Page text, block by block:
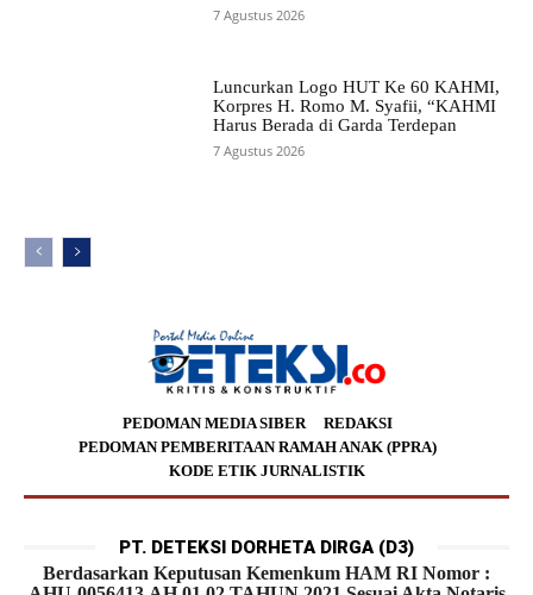
7 Agustus 2026
Luncurkan Logo HUT Ke 60 KAHMI,
Korpres H. Romo M. Syafii, “KAHMI
Harus Berada di Garda Terdepan
7 Agustus 2026
PEDOMAN MEDIA SIBER
REDAKSI
PEDOMAN PEMBERITAAN RAMAH ANAK (PPRA)
KODE ETIK JURNALISTIK
PT. DETEKSI DORHETA DIRGA (D3)
Berdasarkan Keputusan Kemenkum HAM RI Nomor :